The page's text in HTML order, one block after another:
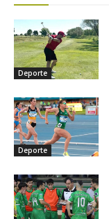
Deporte
Deporte